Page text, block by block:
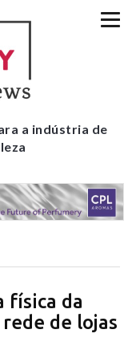
a indústria de
física da
de lojas